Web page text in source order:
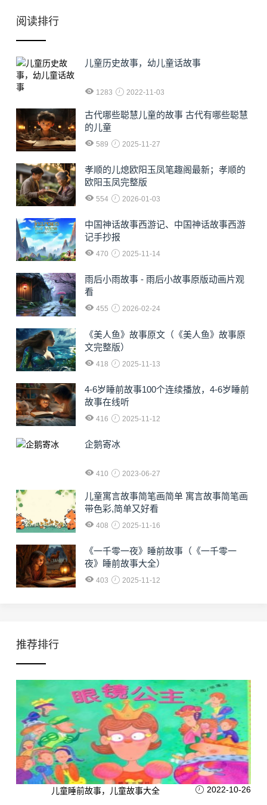
阅读排行
儿童历史故事，幼儿童话故事
1283 2022-11-03
古代哪些聪慧儿童的故事 古代有哪些聪慧
的儿童
589 2025-11-27
孝顺的儿熄欧阳玉凤笔趣阁最新；孝顺的
欧阳玉凤完整版
554 2026-01-03
中国神话故事西游记、中国神话故事西游
记手抄报
470 2025-11-14
雨后小雨故事 - 雨后小故事原版动画片观
看
455 2026-02-24
《美人鱼》故事原文（《美人鱼》故事原
文完整版）
418 2025-11-13
4-6岁睡前故事100个连续播放，4-6岁睡前
故事在线听
416 2025-11-12
企鹅寄冰
410 2023-06-27
儿童寓言故事简笔画简单 寓言故事简笔画
带色彩,简单又好看
408 2025-11-16
《一千零一夜》睡前故事（《一千零一
夜》睡前故事大全）
403 2025-11-12
推荐排行
儿童睡前故事，儿童故事大全 2022-10-26